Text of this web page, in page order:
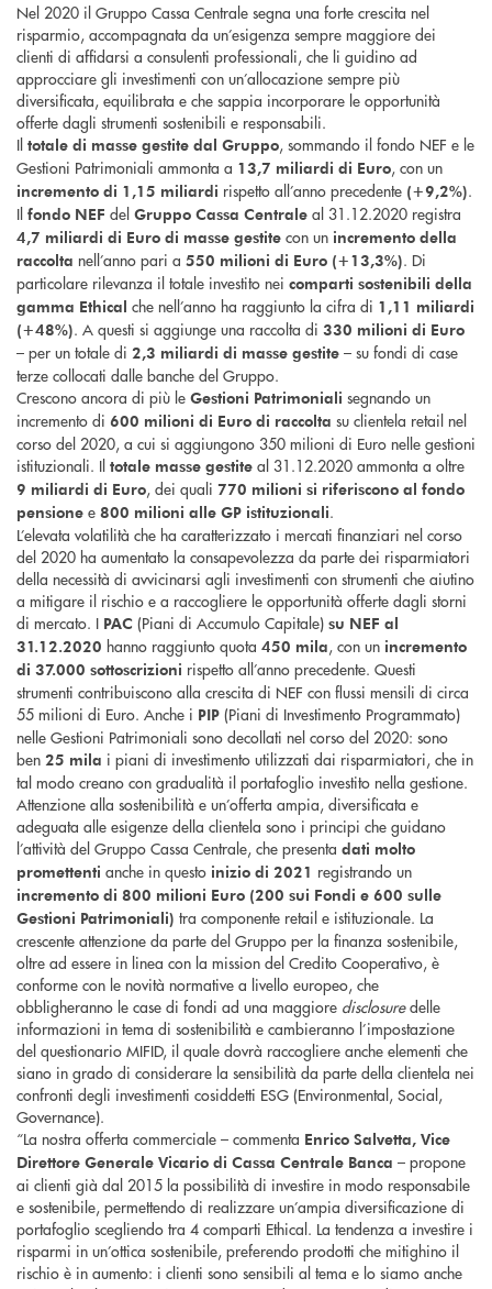
Nel 2020 il Gruppo Cassa Centrale segna una forte crescita nel
risparmio, accompagnata da un’esigenza sempre maggiore dei
clienti di affidarsi a consulenti professionali, che li guidino ad
approcciare gli investimenti con un’allocazione sempre più
diversificata, equilibrata e che sappia incorporare le opportunità
offerte dagli strumenti sostenibili e responsabili.
Il totale di masse gestite dal Gruppo, sommando il fondo NEF e le
Gestioni Patrimoniali ammonta a 13,7 miliardi di Euro, con un
incremento di 1,15 miliardi rispetto all’anno precedente (+9,2%).
Il fondo NEF del Gruppo Cassa Centrale al 31.12.2020 registra
4,7 miliardi di Euro di masse gestite con un incremento della
raccolta nell’anno pari a 550 milioni di Euro (+13,3%). Di
particolare rilevanza il totale investito nei comparti sostenibili della
gamma Ethical che nell’anno ha raggiunto la cifra di 1,11 miliardi
(+48%). A questi si aggiunge una raccolta di 330 milioni di Euro
– per un totale di 2,3 miliardi di masse gestite – su fondi di case
terze collocati dalle banche del Gruppo.
Crescono ancora di più le Gestioni Patrimoniali segnando un
incremento di 600 milioni di Euro di raccolta su clientela retail nel
corso del 2020, a cui si aggiungono 350 milioni di Euro nelle gestioni
istituzionali. Il totale masse gestite al 31.12.2020 ammonta a oltre
9 miliardi di Euro, dei quali 770 milioni si riferiscono al fondo
pensione e 800 milioni alle GP istituzionali.
L’elevata volatilità che ha caratterizzato i mercati finanziari nel corso
del 2020 ha aumentato la consapevolezza da parte dei risparmiatori
della necessità di avvicinarsi agli investimenti con strumenti che aiutino
a mitigare il rischio e a raccogliere le opportunità offerte dagli storni
di mercato. I PAC (Piani di Accumulo Capitale) su NEF al
31.12.2020 hanno raggiunto quota 450 mila, con un incremento
di 37.000 sottoscrizioni rispetto all’anno precedente. Questi
strumenti contribuiscono alla crescita di NEF con flussi mensili di circa
55 milioni di Euro. Anche i PIP (Piani di Investimento Programmato)
nelle Gestioni Patrimoniali sono decollati nel corso del 2020: sono
ben 25 mila i piani di investimento utilizzati dai risparmiatori, che in
tal modo creano con gradualità il portafoglio investito nella gestione.
Attenzione alla sostenibilità e un’offerta ampia, diversificata e
adeguata alle esigenze della clientela sono i principi che guidano
l’attività del Gruppo Cassa Centrale, che presenta dati molto
promettenti anche in questo inizio di 2021 registrando un
incremento di 800 milioni Euro (200 sui Fondi e 600 sulle
Gestioni Patrimoniali) tra componente retail e istituzionale. La
crescente attenzione da parte del Gruppo per la finanza sostenibile,
oltre ad essere in linea con la mission del Credito Cooperativo, è
conforme con le novità normative a livello europeo, che
obbligheranno le case di fondi ad una maggiore disclosuredelle
informazioni in tema di sostenibilità e cambieranno l’impostazione
del questionario MIFID, il quale dovrà raccogliere anche elementi che
siano in grado di considerare la sensibilità da parte della clientela nei
confronti degli investimenti cosiddetti ESG (Environmental, Social,
Governance).
“La nostra offerta commerciale – commenta Enrico Salvetta, Vice
Direttore Generale Vicario di Cassa Centrale Banca – propone
ai clienti già dal 2015 la possibilità di investire in modo responsabile
e sostenibile, permettendo di realizzare un’ampia diversificazione di
portafoglio scegliendo tra 4 comparti Ethical. La tendenza a investire i
risparmi in un’ottica sostenibile, preferendo prodotti che mitighino il
rischio è in aumento: i clienti sono sensibili al tema e lo siamo anche